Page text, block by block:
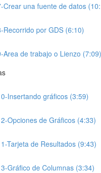
Crear una fuente de datos
Recorrido por GDS (6:10)
Area de trabajo o Lienzo (7:09)
Insertando gráficos (3:59)
Opciones de Gráficos (4:33)
Tarjeta de Resultados (9:43)
Gráfico de Columnas (3:34)